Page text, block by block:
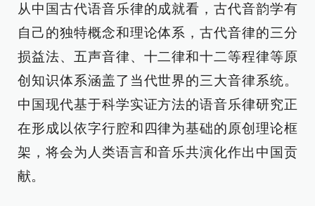
从中国古代语音乐律的成就看，古代音韵学有
自己的独特概念和理论体系，古代音律的三分
损益法、五声音律、十二律和十二等程律等原
创知识体系涵盖了当代世界的三大音律系统。
中国现代基于科学实证方法的语音乐律研究正
在形成以依字行腔和四律为基础的原创理论框
架，将会为人类语言和音乐共演化作出中国贡
献。